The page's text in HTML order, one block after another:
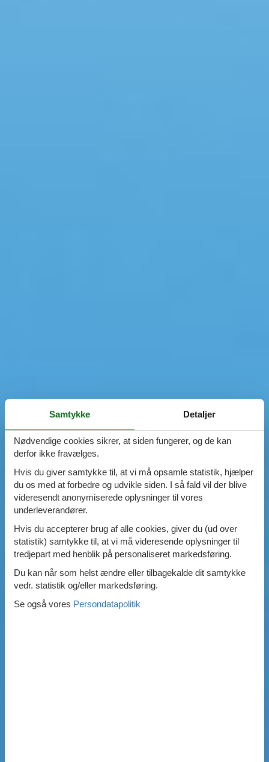
Samtykke Detaljer
Nødvendige cookies sikrer, at siden fungerer, og de kan
derfor ikke fravælges.
Hvis du giver samtykke til, at vi må opsamle statistik, hjælper
du os med at forbedre og udvikle siden. I så fald vil der blive
videresendt anonymiserede oplysninger til vores
underleverandører.
Hvis du accepterer brug af alle cookies, giver du (ud over
statistik) samtykke til, at vi må videresende oplysninger til
tredjepart med henblik på personaliseret markedsføring.
Du kan når som helst ændre eller tilbagekalde dit samtykke
vedr. statistik og/eller markedsføring.
Se også vores Persondatapolitik